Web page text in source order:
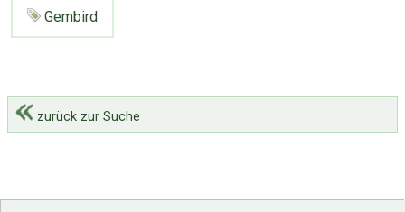
Gembird
zurück zur Suche